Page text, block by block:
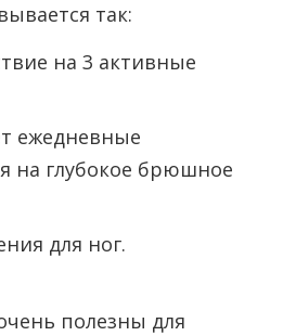
так:
на 3 активные
ежедневные
на глубокое брюшное
для ног.
полезны для